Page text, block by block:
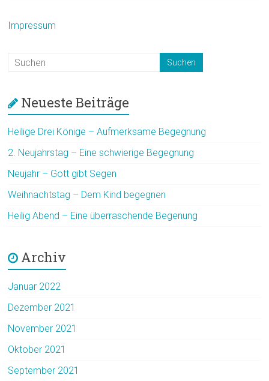
Impressum
Neueste Beiträge
Heilige Drei Könige – Aufmerksame Begegnung
2. Neujahrstag – Eine schwierige Begegnung
Neujahr – Gott gibt Segen
Weihnachtstag – Dem Kind begegnen
Heilig Abend – Eine überraschende Begenung
Archiv
Januar 2022
Dezember 2021
November 2021
Oktober 2021
September 2021